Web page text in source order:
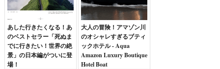
あした行きたくなる！あ
のベストセラー「死ぬま
でに行きたい！世界の絶
景」の日本編がついに登
場！
大人の冒険！アマゾン川
のオシャレすぎるブティ
ックホテル - Aqua
Amazon Luxury Boutique
Hotel Boat